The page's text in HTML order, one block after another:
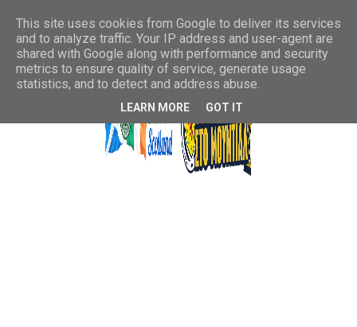
This site uses cookies from Google to deliver its services
and to analyze traffic. Your IP address and user-agent are
shared with Google along with performance and security
metrics to ensure quality of service, generate usage
statistics, and to detect and address abuse.
LEARN MORE GOT IT